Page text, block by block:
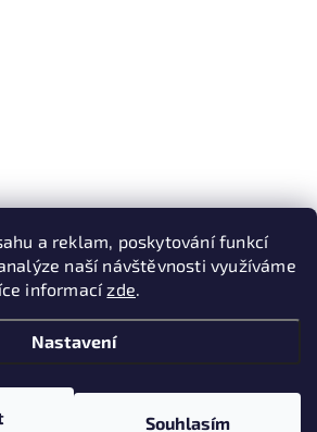
a reklam, poskytování funkcí
naší návštěvnosti využíváme
informacízde.
Nastavení
Souhlasím